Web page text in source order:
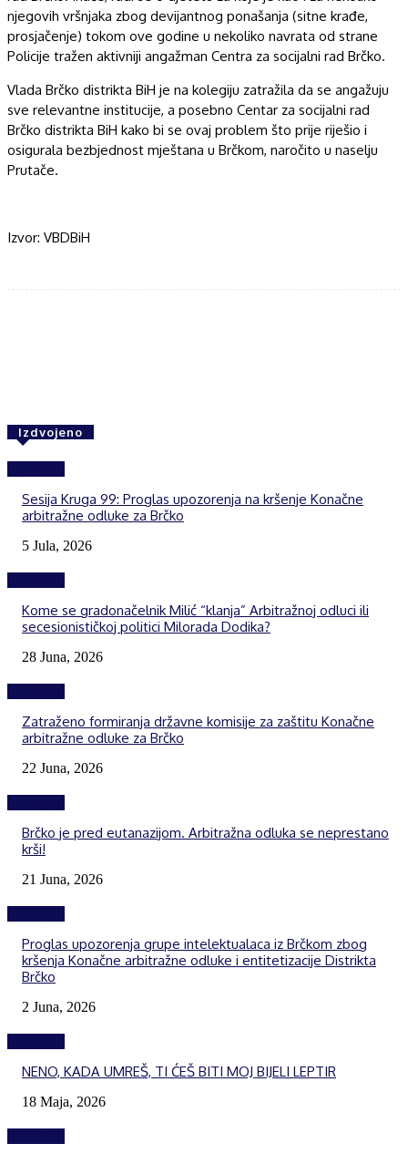
njegovih vršnjaka zbog devijantnog ponašanja (sitne krađe,
prosjačenje) tokom ove godine u nekoliko navrata od strane
Policije tražen aktivniji angažman Centra za socijalni rad Brčko.
Vlada Brčko distrikta BiH je na kolegiju zatražila da se angažuju
sve relevantne institucije, a posebno Centar za socijalni rad
Brčko distrikta BiH kako bi se ovaj problem što prije riješio i
osigurala bezbjednost mještana u Brčkom, naročito u naselju
Prutače.
Izvor: VBDBiH
Izdvojeno
Sesija Kruga 99: Proglas upozorenja na kršenje Konačne
arbitražne odluke za Brčko
5 Jula, 2026
Kome se gradonačelnik Milić “klanja” Arbitražnoj odluci ili
secesionističkoj politici Milorada Dodika?
28 Juna, 2026
Zatraženo formiranja državne komisije za zaštitu Konačne
arbitražne odluke za Brčko
22 Juna, 2026
Brčko je pred eutanazijom. Arbitražna odluka se neprestano
krši!
21 Juna, 2026
Proglas upozorenja grupe intelektualaca iz Brčkom zbog
kršenja Konačne arbitražne odluke i entitetizacije Distrikta
Brčko
2 Juna, 2026
NENO, KADA UMREŠ, TI ĆEŠ BITI MOJ BIJELI LEPTIR
18 Maja, 2026